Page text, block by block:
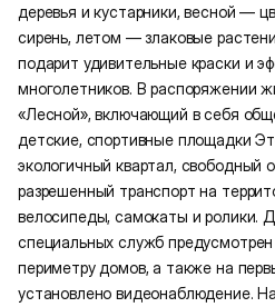
деревья и кустарники, весной —
сирень, летом — злаковые
подарит удивительные краски и
многолетников. В распоряжении
«Лесной», включающий в себя
детские, спортивные площадки
экологичный квартал, свободный
разрешенный транспорт на
велосипеды, самокаты и ролики.
специальных служб
периметру домов, а также на
установлено видеонаблюдение.